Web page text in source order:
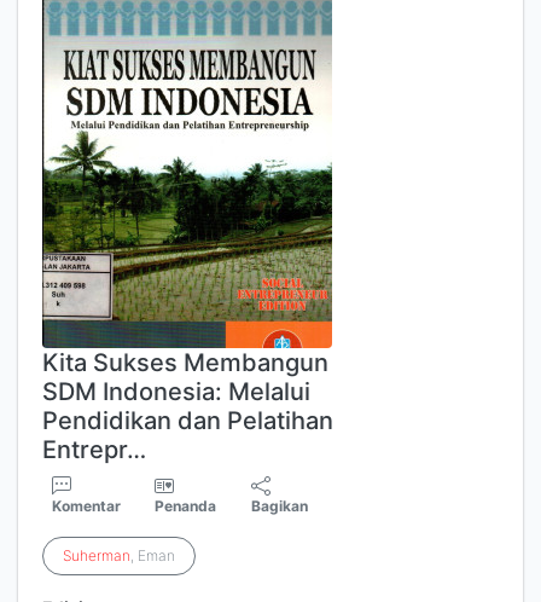
Kita Sukses Membangun
SDM Indonesia: Melalui
Pendidikan dan Pelatihan
Entrepr…
Komentar Penanda Bagikan
Suherman, Eman